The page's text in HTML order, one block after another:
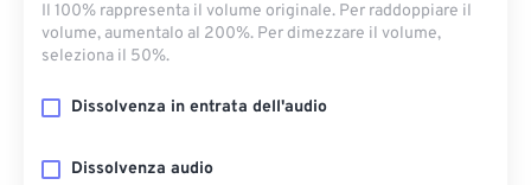
Il 100% rappresenta il volume originale. Per raddoppiare il
volume, aumentalo al 200%. Per dimezzare il volume,
seleziona il 50%.
Dissolvenza in entrata dell'audio
Dissolvenza audio